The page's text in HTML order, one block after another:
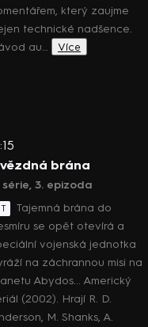
který zaujme
technické nadšence.
au…
Více
brána
série, 3. epizoda
Tajemná brána do
se opět otevírá a
vojenská jednotka
na záchrannou misi na
Abydos... Americký
(2002). Hrají R. D.
M. Shanks, A.